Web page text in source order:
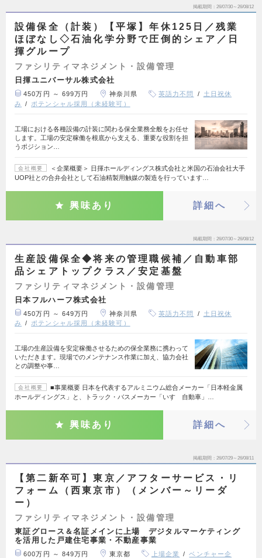
掲載期間 26/07/30～26/08/12
設備保全（計装）【平塚】年休125日／残業
ほぼなし◇石油化学分野で圧倒的シェア／日
揮グループ
ファシリティマネジメント・設備管理
日揮ユニバーサル株式会社
450万円 ～ 699万円 神奈川県 英語力不問
土日祝休
み
ポテンシャル採用（未経験可）
工場における各種設備の計装に関わる保全業務全般をお任せ
します。工場の安定稼働を根底から支える、重要な役割を担
うポジション…
会社概要
＜企業概要＞ 日揮ホールディングス株式会社と米国の石油会社大手
UOP社との合弁会社として石油精製用触媒の製造を行っています…
興味あり 詳細へ
掲載期間 26/07/30～26/08/12
生産設備保全◆将来の管理職候補／自動車部
品シェアトップクラス／安定基盤
ファシリティマネジメント・設備管理
日本フルハーフ株式会社
450万円 ～ 649万円 神奈川県 英語力不問
土日祝休
み
ポテンシャル採用（未経験可）
工場の生産設備を安定稼働させるための保全業務に携わって
いただきます。現場でのメンテナンス作業に加え、協力会社
との調整や事…
会社概要
■事業概要 日本を代表するアルミニウム総合メーカー「日本軽金属
ホールディングス」と、トラック・バスメーカー「いすゞ自動車」…
興味あり 詳細へ
掲載期間 26/07/29～26/08/11
【第二新卒可】東京／アフターサービス・リ
フォーム（西東京市）（メンバー～リーダ
ー）
ファシリティマネジメント・設備管理
東証グロース＆名証メインに上場 デジタルマーケティング
を活用した戸建住宅事業・不動産事業
600万円 ～ 849万円 東京都 上場企業
ベンチャー企